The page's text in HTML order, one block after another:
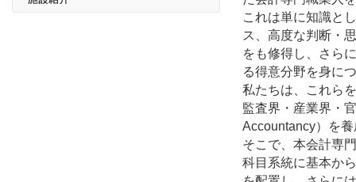
これは単に知識と
ス、高度な判断・
をも修得し、さら
る得意分野を身に
私たちは、これら
監査界・産業界・
Accountancy）を
そこで、本会計専
科目系統に基本か